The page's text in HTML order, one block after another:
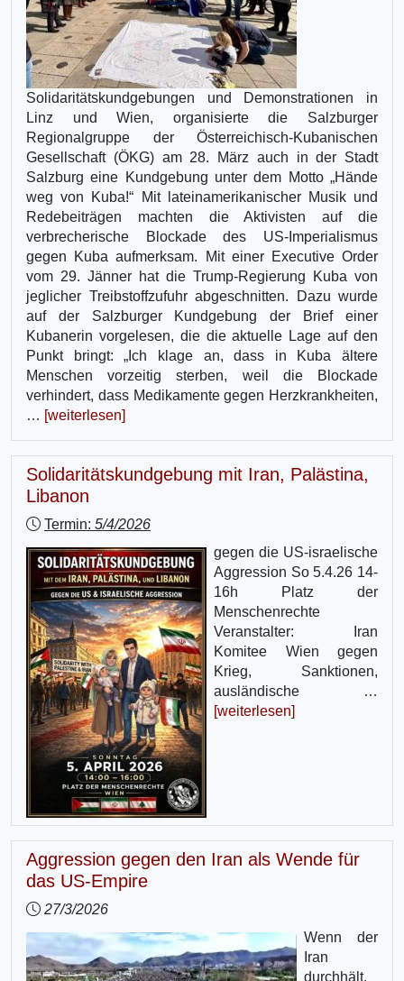
Solidaritätskundgebungen und Demonstrationen in
Linz und Wien, organisierte die Salzburger
Regionalgruppe der Österreichisch-Kubanischen
Gesellschaft (ÖKG) am 28. März auch in der Stadt
Salzburg eine Kundgebung unter dem Motto „Hände
weg von Kuba!“ Mit lateinamerikanischer Musik und
Redebeiträgen machten die Aktivisten auf die
verbrecherische Blockade des US-Imperialismus
gegen Kuba aufmerksam. Mit einer Executive Order
vom 29. Jänner hat die Trump-Regierung Kuba von
jeglicher Treibstoffzufuhr abgeschnitten. Dazu wurde
auf der Salzburger Kundgebung der Brief einer
Kubanerin vorgelesen, die die aktuelle Lage auf den
Punkt bringt: „Ich klage an, dass in Kuba ältere
Menschen vorzeitig sterben, weil die Blockade
verhindert, dass Medikamente gegen Herzkrankheiten,
… [weiterlesen]
Solidaritätskundgebung mit Iran, Palästina,
Libanon
Termin: 5/4/2026
gegen die US-israelische
Aggression So 5.4.26 14-
16h Platz der
Menschenrechte
Veranstalter: Iran
Komitee Wien gegen
Krieg, Sanktionen,
ausländische …
[weiterlesen]
Aggression gegen den Iran als Wende für
das US-Empire
27/3/2026
Wenn der
Iran
durchhält,